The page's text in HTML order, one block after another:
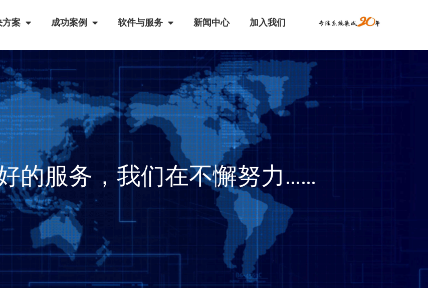
方案 成功案例 软件与服务 新闻中心 加入我们
的服务，我们在不懈努力……